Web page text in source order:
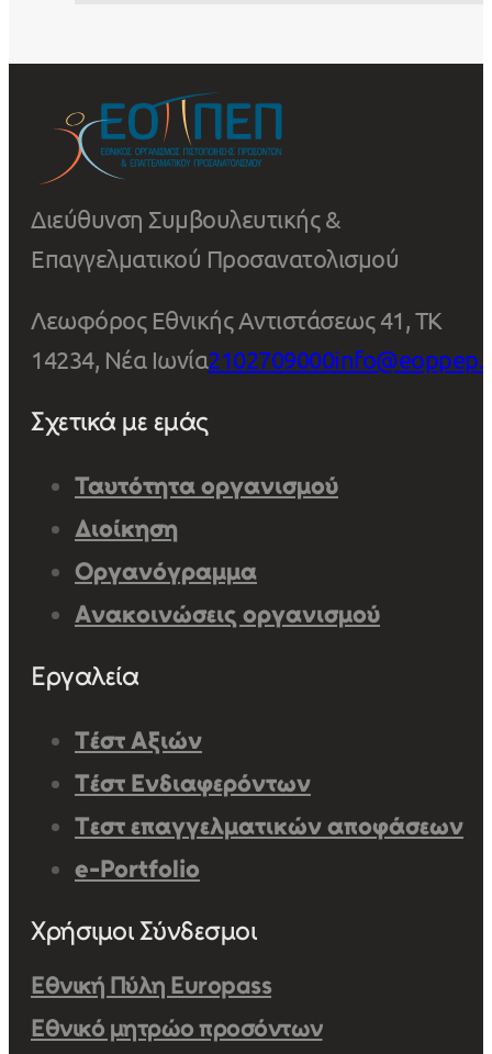
Διεύθυνση Συμβουλευτικής &
Επαγγελματικού Προσανατολισμού
Λεωφόρος Εθνικής Αντιστάσεως 41, ΤΚ
14234, Νέα Ιωνία2102709000
Σχετικά με εμάς
Ταυτότητα οργανισμού
Διοίκηση
Οργανόγραμμα
Ανακοινώσεις οργανισμού
Εργαλεία
Τέστ Αξιών
Τέστ Ενδιαφερόντων
Τεστ επαγγελματικών αποφάσεων
e-Portfolio
Χρήσιμοι Σύνδεσμοι
Εθνική Πύλη Europass
Εθνικό μητρώο προσόντων